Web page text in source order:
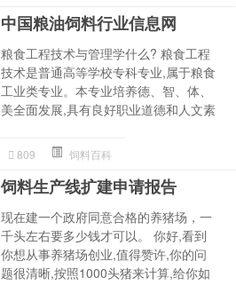
中国粮油饲料行业信息网
粮食工程技术与管理学什么? 粮食工程
技术是普通高等学校专科专业,属于粮食
工业类专业。本专业培养德、智、体、
美全面发展,具有良好职业道德和人文素
809 饲料百科
饲料生产线扩建申请报告
现在建一个政府同意合格的养猪场，一
千头左右要多少钱才可以。 你好,看到
你想从事养猪场创业,值得赞许,你的问
题很清晰,按照1000头猪来计算,给你如